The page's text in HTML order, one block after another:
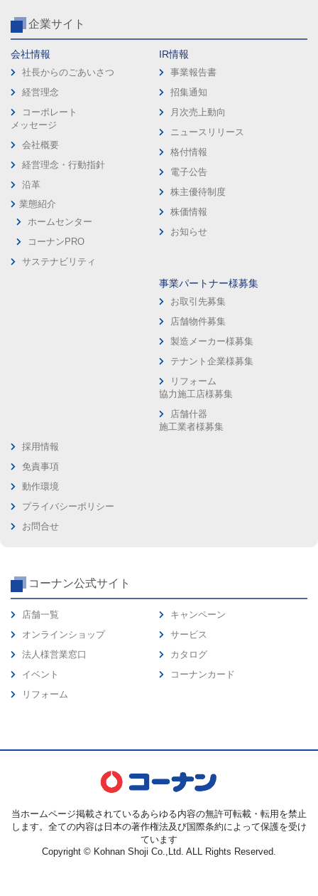
企業サイト
会社情報
社長からのごあいさつ
経営理念
コーポレート
メッセージ
会社概要
経営理念・行動指針
沿革
業態紹介
ホームセンター
コーナンPRO
サステナビリティ
IR情報
事業報告書
招集通知
月次売上動向
ニュースリリース
格付情報
電子公告
株主優待制度
株価情報
お知らせ
事業パートナー様募集
お取引先募集
店舗物件募集
製造メーカー様募集
テナント企業様募集
リフォーム
協力施工店様募集
店舗什器
施工業者様募集
採用情報
免責事項
動作環境
プライバシーポリシー
お問合せ
コーナン公式サイト
店舗一覧
オンラインショップ
法人様営業窓口
イベント
リフォーム
キャンペーン
サービス
カタログ
コーナンカード
当ホームページ掲載されているあらゆる内容の無許可転載・転用を禁止
します。全ての内容は日本の著作権法及び国際条約によって保護を受け
ています
Copyright © Kohnan Shoji Co.,Ltd. ALL Rights Reserved.